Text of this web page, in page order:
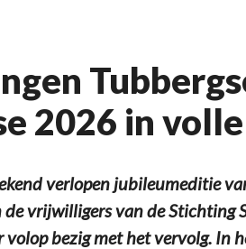
2026 in
verlopen jubileumeditie
vrijwilligers van de Stichting
bezig met het vervolg. In